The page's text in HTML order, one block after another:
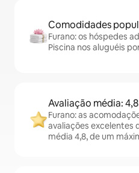
Comodidades
Furano: os hóspedes
Piscina nos aluguéis
Avaliação média: 4,8
Furano: as
avaliações excelentes
média 4,8, de um